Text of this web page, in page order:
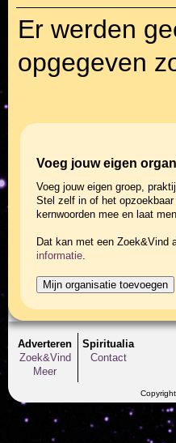
Er werden
opgegeven
Voeg jouw eigen
Voeg jouw eigen groep,
Stel zelf in of het
kernwoorden mee en laat
Dat kan met een Zoek&Vind
informatie
Adverteren
Zoek&Vind
Meer
Spiritualia
Contact